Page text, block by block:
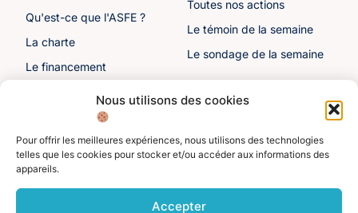
Nous utilisons des cookies
Pour offrir les meilleures expériences, nous utilisons des technologies
telles que les cookies pour stocker et/ou accéder aux informations des
appareils.
Accepter
Qu'est-ce que l'ASFE ?
La charte
Le financement
Les sénateurs
Toutes nos actions
Le témoin de la semaine
Le sondage de la semaine
Autre liens
Toutes les ressources
Divers
personnelles